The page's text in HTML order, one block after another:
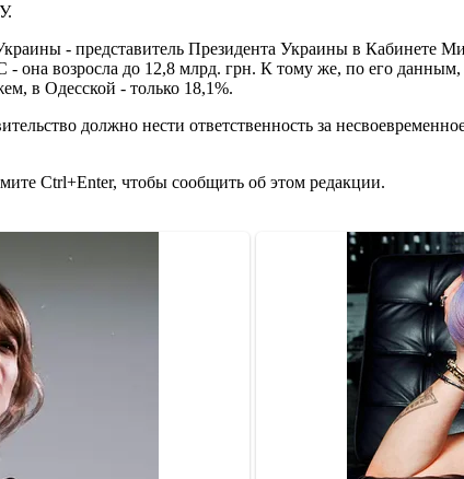
- представитель Президента Украины в Кабинете
она возросла до 12,8 млрд. грн. К тому же, по его
в Одесской - только 18,1%.
должно нести ответственность за
Ctrl+Enter, чтобы сообщить об этом редакции.